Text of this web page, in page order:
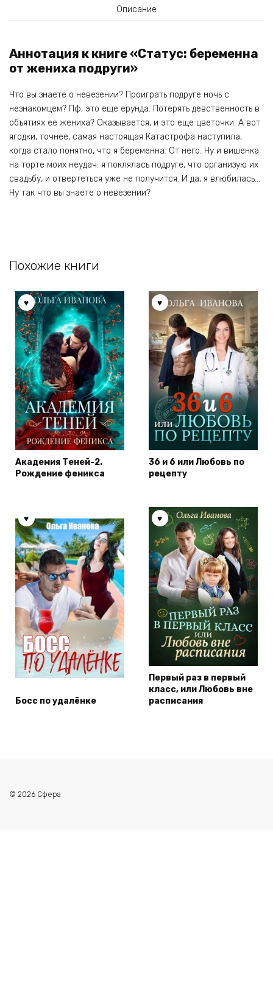
Описание
Аннотация к книге «Статус: беременна
от жениха подруги»
Что вы знаете о невезении? Проиграть подруге ночь с
незнакомцем? Пф, это еще ерунда. Потерять девственность в
объятиях ее жениха? Оказывается, и это еще цветочки. А вот
ягодки, точнее, самая настоящая Катастрофа наступила,
когда стало понятно, что я беременна. От него. Ну и вишенка
на торте моих неудач: я поклялась подруге, что организую их
свадьбу, и отвертеться уже не получится. И да, я влюбилась…
Ну так что вы знаете о невезении?
Похожие книги
Академия Теней-2.
Рождение феникса
36 и 6 или Любовь по
рецепту
Босс по удалёнке
Первый раз в первый
класс, или Любовь вне
расписания
© 2026 Сфера